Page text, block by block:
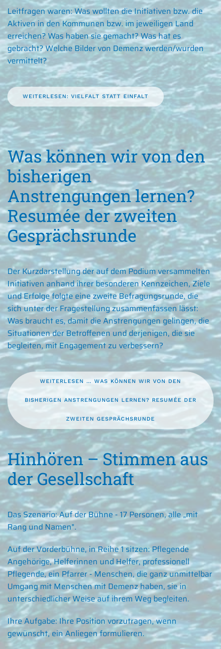
Leitfragen waren: Was wollten die Initiativen bzw. die
Aktiven in den Kommunen bzw. im jeweiligen Land
erreichen? Was haben sie gemacht? Was hat es
gebracht? Welche Bilder von Demenz werden/wurden
vermittelt?
WEITERLESEN: VIELFALT STATT EINFALT
Was können wir von den
bisherigen
Anstrengungen lernen?
Resumée der zweiten
Gesprächsrunde
Der Kurzdarstellung der auf dem Podium versammelten
Initiativen anhand ihrer besonderen Kennzeichen, Ziele
und Erfolge folgte eine zweite Befragungsrunde, die
sich unter der Fragestellung zusammenfassen lässt:
Was braucht es, damit die Anstrengungen gelingen, die
Situationen der Betroffenen und derjenigen, die sie
begleiten, mit Engagement zu verbessern?
WEITERLESEN … WAS KÖNNEN WIR VON DEN
BISHERIGEN ANSTRENGUNGEN LERNEN? RESUMÉE DER
ZWEITEN GESPRÄCHSRUNDE
Hinhören – Stimmen aus
der Gesellschaft
Das Szenario: Auf der Bühne - 17 Personen, alle „mit
Rang und Namen".
Auf der Vorderbühne, in Reihe 1 sitzen: Pflegende
Angehörige, Helferinnen und Helfer, professionell
Pflegende, ein Pfarrer - Menschen, die ganz unmittelbar
Umgang mit Menschen mit Demenz haben, sie in
unterschiedlicher Weise auf ihrem Weg begleiten.
Ihre Aufgabe: Ihre Position vorzutragen, wenn
gewünscht, ein Anliegen formulieren.